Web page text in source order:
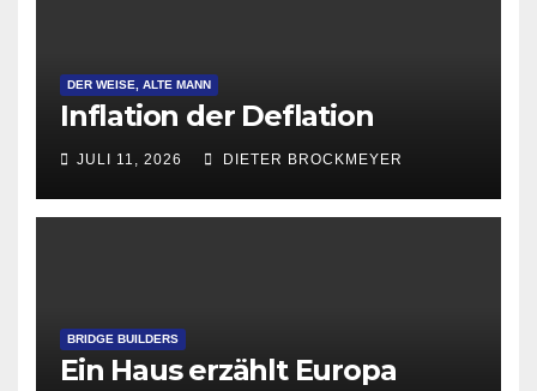
DER WEISE, ALTE MANN
Inflation der Deflation
JULI 11, 2026 DIETER BROCKMEYER
BRIDGE BUILDERS
Ein Haus erzählt Europa